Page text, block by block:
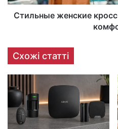
Стильные женские
Схожі статті